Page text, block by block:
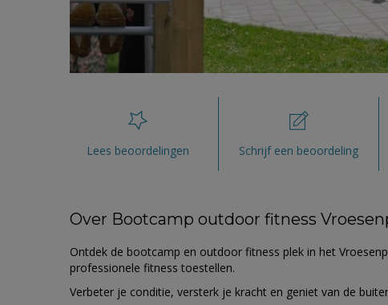
Lees beoordelingen Schrijf een beoordeling
Over Bootcamp outdoor fitness
Ontdek de bootcamp en outdoor fitness plek in het
professionele fitness toestellen.
Verbeter je conditie, versterk je kracht en geniet van de